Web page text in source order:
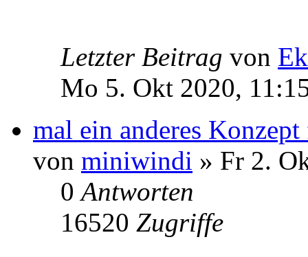
Letzter Beitrag von
Mo 5. Okt 2020,
mal ein anderes
von miniwindi » Fr 2.
0Antworten
16520 Zugriffe